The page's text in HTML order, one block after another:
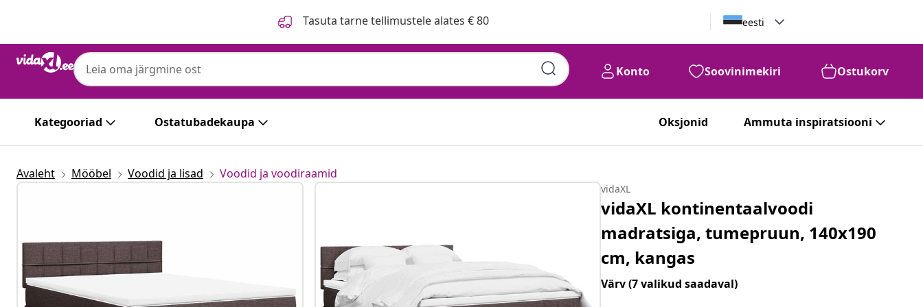
Tasuta tarne tellimustele alates € 80 eesti
Konto Soovinimekiri Ostukorv
Kategooriad Ostatubadekaupa Oksjonid Ammuta inspiratsiooni
Avaleht Mööbel Voodid ja lisad Voodid ja voodiraamid
vidaXL
vidaXL kontinentaalvoodi
madratsiga, tumepruun, 140x190
cm, kangas
Värv(7 valikud saadaval)